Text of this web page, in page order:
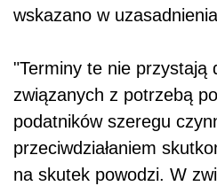
wskazano w
"Terminy te nie przystają
związanych z potrzebą
podatników szeregu
przeciwdziałaniem
na skutek powodzi. W